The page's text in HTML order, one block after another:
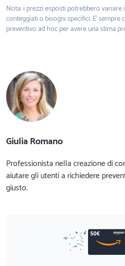
Nota: i prezzi esposti potrebbero
conteggiati o bisogni specifici. E'
preventivo ad hoc per avere una stima
Giulia Romano
Professionista nella creazione di
aiutare gli utenti a richiedere
giusto.